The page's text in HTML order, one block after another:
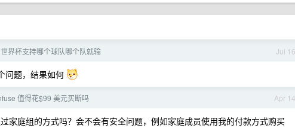
Jul 16
世界杯支持哪个球队哪个队就输
问题，结果如何
Apr 14
值得花$99 美元买断吗
家庭组的方式吗？会不会有安全问题，例如家庭成员使用我的付款方式购买